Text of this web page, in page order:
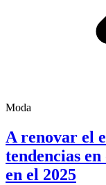
Moda
A renovar el
tendencias
en el 2025